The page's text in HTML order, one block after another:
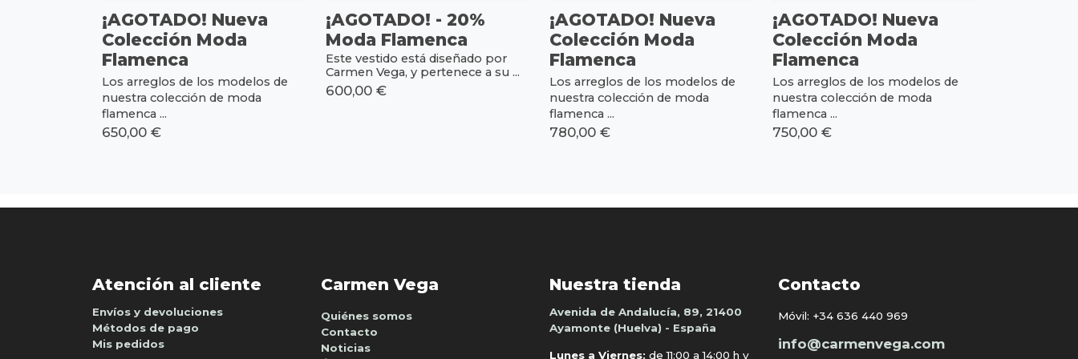
¡AGOTADO! Nueva
Colección Moda
Flamenca
Los arreglos de los modelos de
nuestra colección de moda
flamenca ...
650,00 €
¡AGOTADO! - 20%
Moda Flamenca
Este vestido está diseñado por
Carmen Vega, y pertenece a su ...
600,00 €
¡AGOTADO! Nueva
Colección Moda
Flamenca
Los arreglos de los modelos de
nuestra colección de moda
flamenca ...
780,00 €
¡AGOTADO! Nueva
Colección Moda
Flamenca
Los arreglos de los modelos de
nuestra colección de moda
flamenca ...
750,00 €
Atención al cliente
Envíos y devoluciones
Métodos de pago
Mis pedidos
Carmen Vega
Quiénes somos
Contacto
Noticias
Nuestra tienda
Avenida de Andalucía, 89, 21400
Ayamonte (Huelva) - España
Lunes a Viernes: de 11:00 a 14:00 h y
Contacto
Móvil: +34 636 440 969
info@carmenvega.com